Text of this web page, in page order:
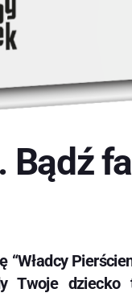
Bądź
“Władcy
Twoje